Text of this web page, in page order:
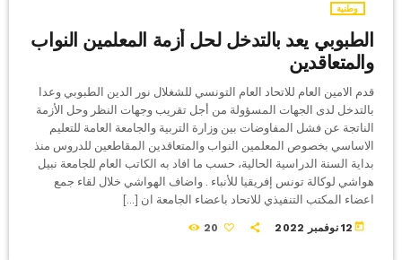
وطنية
الطبوبي يعد بالتدخل لحل أزمة المعلمين النواب
والمتعاقدين
قدم الامين العام للاتحاد العام التونسي للشغلال نور الدين الطبوبي وعدا
بالتدخل لدى الجهات المسؤولة من أجل تقريب وجهات النظر وحل الأزمة
الناتجة عن فشل المفاوضات بين وزارة التربية والجامعة العامة للتعليم
الاساسي بخصوص المعلمين النواب والمتعاقدين المقاطعين للدروس منذ
بداية السنة الدراسية الحالية، حسب ما افاد به الكاتب العام للجامعة نبيل
هواشي لوكالة تونس إفريقيا للأنباء . واضاف الهواشي خلال لقاء جمع
اعضاء المكتب التنفيذي للاتحاد باعضاء الجامعة ان […]
today 12 نوفمبر 2022 20